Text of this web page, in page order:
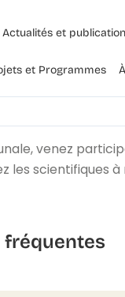
Actualités et
et Programmes
venez
les scientifiques à
fréquentes